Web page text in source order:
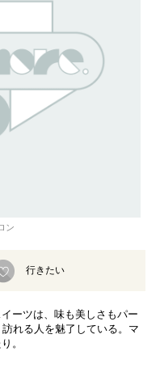
ン
行きたい
ーツは、味も美しさもパー
れる人を魅了している。マ
。